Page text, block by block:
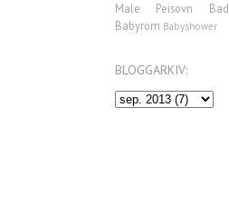
Male Peisovn Bad
Babyrom Babyshower
BLOGGARKIV: